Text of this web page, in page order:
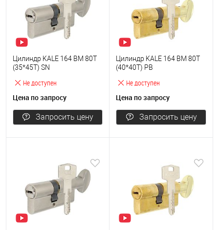
Не доступен
Цилиндр KALE 164 BM 80T
(35*45T) SN
Цена по запросу
Запросить цену
Не доступен
Цилиндр KALE 164 BM 80T
(40*40T) PB
Цена по запросу
Запросить цену